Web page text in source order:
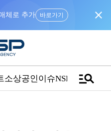
있는 기사를 씁니다” close
소상공인이슈NSPTVmanage_search